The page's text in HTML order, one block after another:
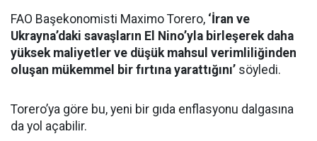
FAO Başekonomisti Maximo Torero, ‘İran ve
Ukrayna’daki savaşların El Nino’yla birleşerek daha
yüksek maliyetler ve düşük mahsul verimliliğinden
oluşan mükemmel bir fırtına yarattığını’ söyledi.
Torero’ya göre bu, yeni bir gıda enflasyonu dalgasına
da yol açabilir.